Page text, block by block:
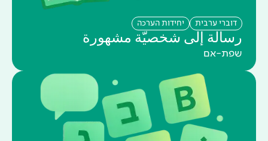
דוברי ערבית יחידות הערכה
رسالة إلى شخصيّة مشهورة
שפת-אם